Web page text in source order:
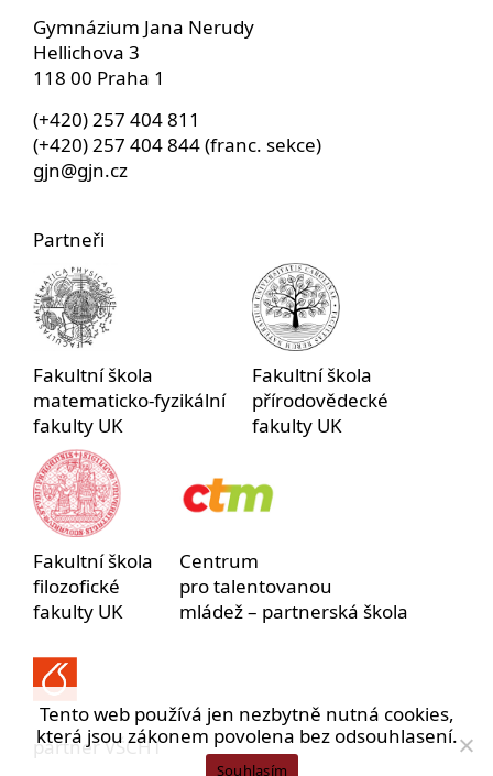
Gymnázium Jana Nerudy
Hellichova 3
118 00 Praha 1
(+420) 257 404 811
(+420) 257 404 844 (franc. sekce)
gjn@gjn.cz
Partneři
Fakultní škola
matematicko-fyzikální
fakulty UK
Fakultní škola
přírodovědecké
fakulty UK
Fakultní škola
filozofické
fakulty UK
Centrum
pro talentovanou
mládež – partnerská škola
partner VŠCHT
Tento web používá jen nezbytně nutná cookies,
která jsou zákonem povolena bez odsouhlasení.
Souhlasím